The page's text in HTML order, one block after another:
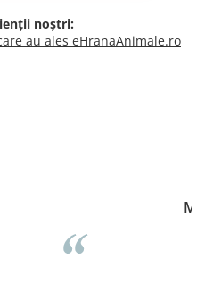
noștri:
au ales eHranaAnimale.ro